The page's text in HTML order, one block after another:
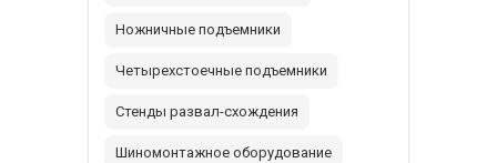
Ножничные подъемники
Четырехстоечные подъемники
Стенды развал-схождения
Шиномонтажное оборудование